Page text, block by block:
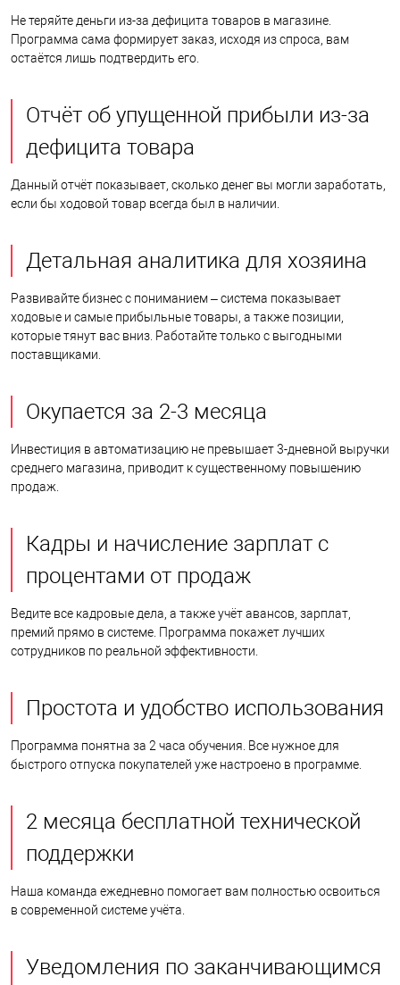
Не теряйте деньги из-за дефицита товаров в магазине.
Программа сама формирует заказ, исходя из спроса, вам
остаётся лишь подтвердить его.
Отчёт об упущенной прибыли из-за
дефицита товара
Данный отчёт показывает, сколько денег вы могли заработать,
если бы ходовой товар всегда был в наличии.
Детальная аналитика для хозяина
Развивайте бизнес с пониманием – система показывает
ходовые и самые прибыльные товары, а также позиции,
которые тянут вас вниз. Работайте только с выгодными
поставщиками.
Окупается за 2-3 месяца
Инвестиция в автоматизацию не превышает 3-дневной выручки
среднего магазина, приводит к существенному повышению
продаж.
Кадры и начисление зарплат с
процентами от продаж
Ведите все кадровые дела, а также учёт авансов, зарплат,
премий прямо в системе. Программа покажет лучших
сотрудников по реальной эффективности.
Простота и удобство использования
Программа понятна за 2 часа обучения. Все нужное для
быстрого отпуска покупателей уже настроено в программе.
2 месяца бесплатной технической
поддержки
Наша команда ежедневно помогает вам полностью освоиться
в современной системе учёта.
Уведомления по заканчивающимся